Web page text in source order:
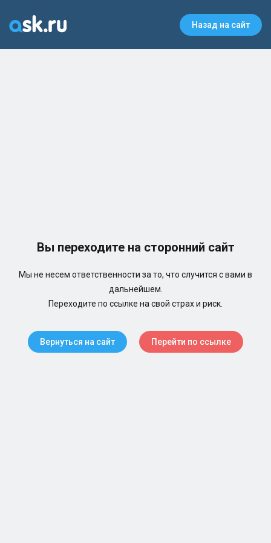
Назад на сайт
Вы переходите на сторонний сайт
Мы не несем ответственности за то, что случится с вами в
дальнейшем.
Переходите по ссылке на свой страх и риск.
Вернуться на сайт Перейти по ссылке